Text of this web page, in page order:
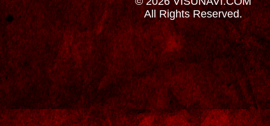
All Rights Reserved.